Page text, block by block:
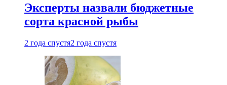
Эксперты назвали бюджетные
сорта красной рыбы
2 года спустя2 года спустя